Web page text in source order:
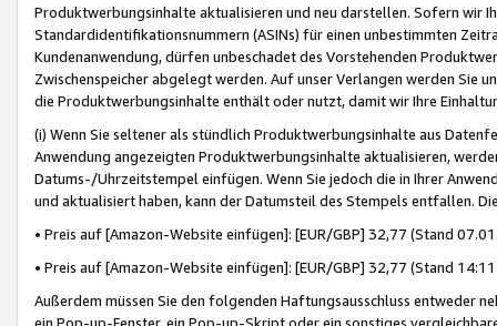
Produktwerbungsinhalte aktualisieren und neu darstellen. Sofern wir
Standardidentifikationsnummern (ASINs) für einen unbestimmten
Kundenanwendung, dürfen unbeschadet des Vorstehenden
Zwischenspeicher abgelegt werden. Auf unser Verlangen werden Sie
die Produktwerbungsinhalte enthält oder nutzt, damit wir Ihre
(i) Wenn Sie seltener als stündlich Produktwerbungsinhalte aus
Anwendung angezeigten Produktwerbungsinhalte aktualisieren,
Datums-/Uhrzeitstempel einfügen. Wenn Sie jedoch die in Ihrer
und aktualisiert haben, kann der Datumsteil des Stempels entfallen.
• Preis auf [Amazon-Website einfügen]: [EUR/GBP] 32,77 (Stand
• Preis auf [Amazon-Website einfügen]: [EUR/GBP] 32,77 (Stand
Außerdem müssen Sie den folgenden Haftungsausschluss entweder
ein Pop-up-Fenster, ein Pop-up-Skript oder ein sonstiges